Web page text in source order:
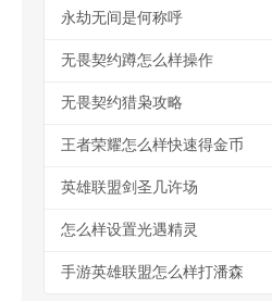
永劫无间是何称呼
无畏契约蹲怎么样操作
无畏契约猎枭攻略
王者荣耀怎么样快速得金币
英雄联盟剑圣几许场
怎么样设置光遇精灵
手游英雄联盟怎么样打潘森